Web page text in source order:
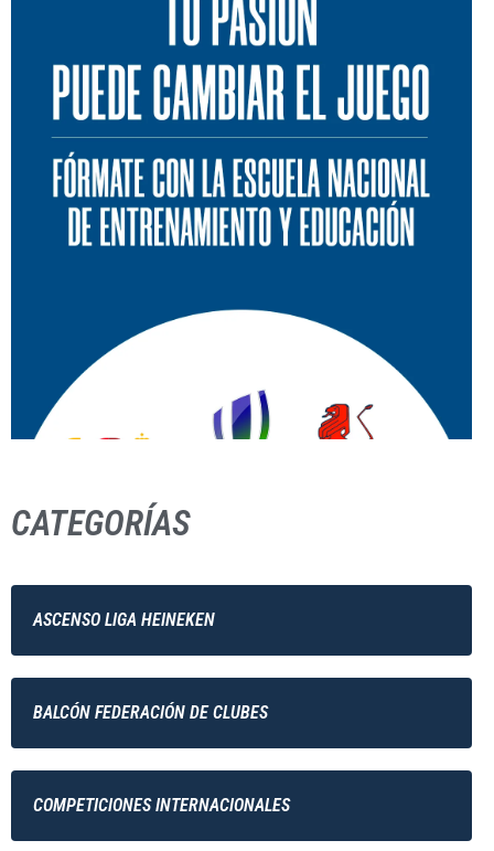
CATEGORÍAS
ASCENSO LIGA HEINEKEN
BALCÓN FEDERACIÓN DE CLUBES
COMPETICIONES INTERNACIONALES